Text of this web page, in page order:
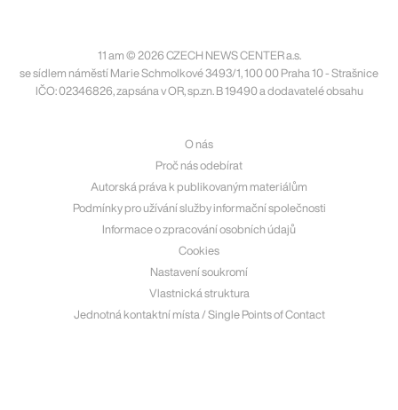
11 am © 2026 CZECH NEWS CENTER a.s.
se sídlem náměstí Marie Schmolkové 3493/1, 100 00 Praha 10 - Strašnice
IČO: 02346826, zapsána v OR, sp.zn. B 19490 a dodavatelé obsahu
O nás
Proč nás odebírat
Autorská práva k publikovaným materiálům
Podmínky pro užívání služby informační společnosti
Informace o zpracování osobních údajů
Cookies
Nastavení soukromí
Vlastnická struktura
Jednotná kontaktní místa / Single Points of Contact